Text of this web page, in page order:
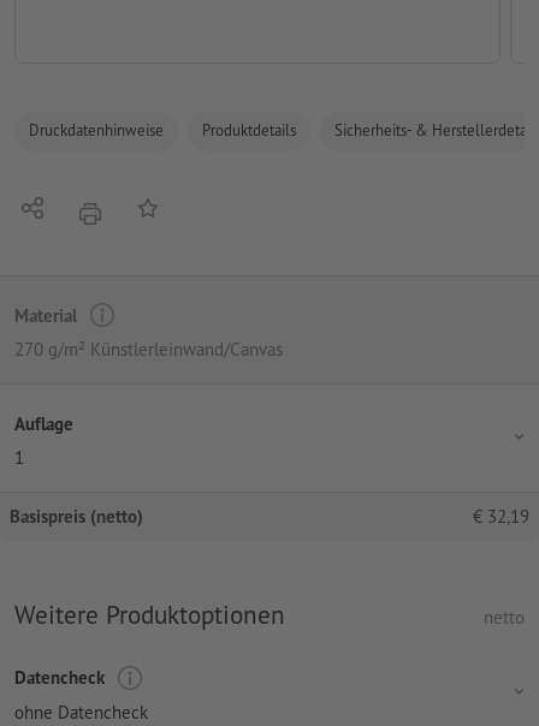
Druckdatenhinweise Produktdetails Sicherheits- &
Teilen DruckenAuf die Merkliste
Material
270 g/m² Künstlerleinwand/Canvas
Auflage
1
Basispreis (netto) € 32,19
Weitere Produktoptionen netto
Datencheck
ohne Datencheck